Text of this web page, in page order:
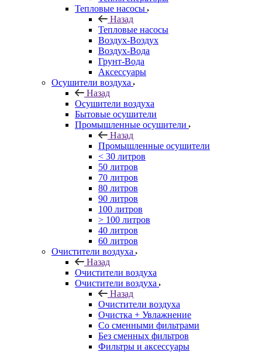
Тепловые насосы
Назад
Тепловые насосы
Воздух-Воздух
Воздух-Вода
Грунт-Вода
Аксессуары
Осушители воздуха
Назад
Осушители воздуха
Бытовые осушители
Промышленные осушители
Назад
Промышленные осушители
< 30 литров
50 литров
70 литров
80 литров
90 литров
100 литров
> 100 литров
40 литров
60 литров
Очистители воздуха
Назад
Очистители воздуха
Очистители воздуха
Назад
Очистители воздуха
Очистка + Увлажнение
Cо сменными фильтрами
Без сменных фильтров
Фильтры и аксессуары